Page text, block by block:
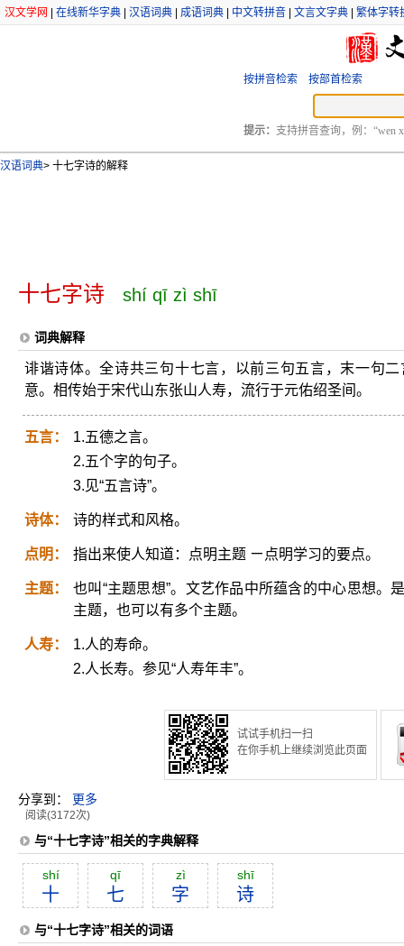
汉文学网 在线新华字典 汉语词典 成语词典 中文转拼音 文言文字典 繁体字转
按拼音检索 按部首检索
提示： 支持拼音查询，例：“wen
汉语词典> 十七字诗的解释
十七字诗 shí qī zì shī
词典解释
诽谐诗体。全诗共三句十七言，以前三句五言，末一句
意。相传始于宋代山东张山人寿，流行于元佑绍圣间。
五言：
1.五德之言。
2.五个字的句子。
3.见“五言诗”。
诗体： 诗的样式和风格。
点明： 指出来使人知道：点明主题 ㄧ点明学习的要点。
主题：
也叫“主题思想”。文艺作品中所蕴含的中心思想。
主题，也可以有多个主题。
人寿：
1.人的寿命。
2.人长寿。参见“人寿年丰”。
试试手机扫一扫
在你手机上继续浏览此页面
分享到： 更多
阅读(3172次)
与“十七字诗”相关的字典解释
shí
十
qī
七
zì
字
shī
诗
与“十七字诗”相关的词语